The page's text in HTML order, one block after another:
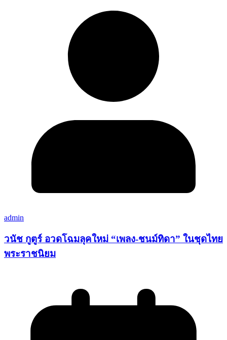
admin
วนัช กูตูร์ อวดโฉมลุคใหม่ “เพลง-ชนม์ทิดา” ในชุดไทย
พระราชนิยม